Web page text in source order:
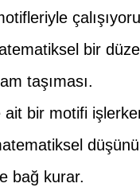
bir
taşıması.
bir motifi
bağ kurar.